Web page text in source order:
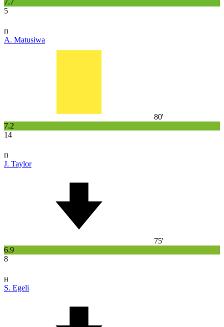
7.7
5
п
A. Matusiwa
80'
7.2
14
п
J. Taylor
75'
6.9
8
н
S. Egeli